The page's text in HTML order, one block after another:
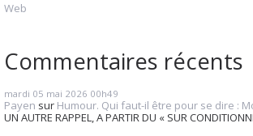
Web
Commentaires récents
mardi 05 mai 2026 00h49
Payen sur Humour. Qui faut-il être pour se dire :
UN AUTRE RAPPEL, A PARTIR DU « SUR